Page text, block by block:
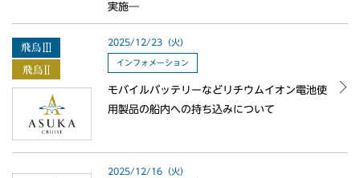
実施―
2025/12/23（火）
インフォメーション
モバイルバッテリーなどリチウムイオン電池使
用製品の船内への持ち込みについて
2025/12/16（火）